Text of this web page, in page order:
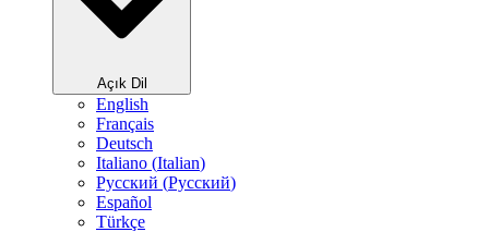
Açık Dil
English
Français
Deutsch
Italiano (Italian)
Русский (Pусский)
Español
Türkçe